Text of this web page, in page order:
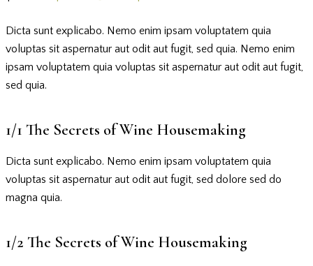
Dicta sunt explicabo. Nemo enim ipsam voluptatem quia
voluptas sit aspernatur aut odit aut fugit, sed quia. Nemo enim
ipsam voluptatem quia voluptas sit aspernatur aut odit aut fugit,
sed quia.
1/1 The Secrets of Wine Housemaking
Dicta sunt explicabo. Nemo enim ipsam voluptatem quia
voluptas sit aspernatur aut odit aut fugit, sed dolore sed do
magna quia.
1/2 The Secrets of Wine Housemaking